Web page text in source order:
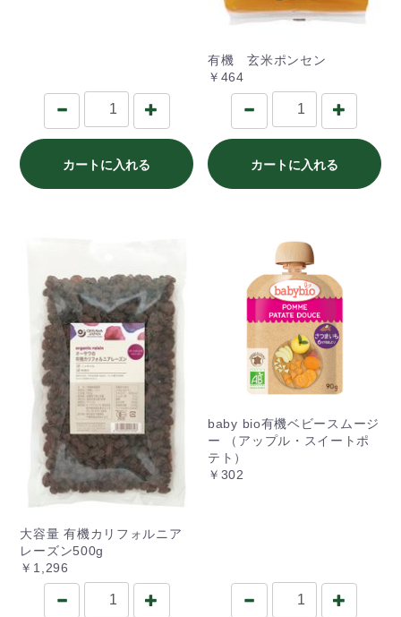
カートに入れる
有機 玄米ポンセン
￥464
カートに入れる
大容量 有機カリフォルニア
レーズン500g
￥1,296
baby bio有機ベビースムージ
ー （アップル・スイートポ
テト）
￥302